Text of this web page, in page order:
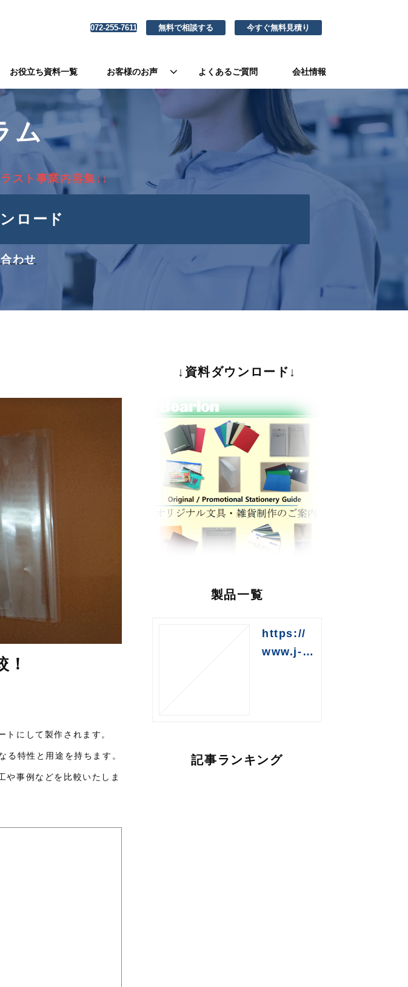
072-255-7611 無料で相談する 今すぐ無料見積り
お役立ち資料一覧 お客様のお声 よくあるご質問 会社情報
ム
スト事業内容集↓↓
ロード
わせ
にして製作されます。
る特性と用途を持ちます。
や事例などを比較いたしま
↓資料ダウンロード↓
製品一覧
https://
www.j-tr
記事ランキング